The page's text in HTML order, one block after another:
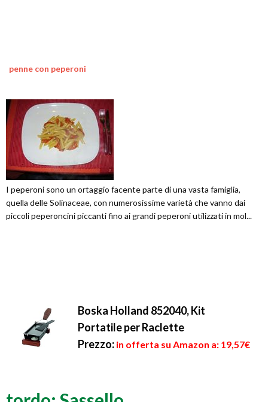
penne con peperoni
I peperoni sono un ortaggio facente parte di una vasta famiglia,
quella delle Solinaceae, con numerosissime varietà che vanno dai
piccoli peperoncini piccanti fino ai grandi peperoni utilizzati in mol...
Boska Holland 852040, Kit
Portatile per Raclette
Prezzo: in offerta su Amazon a: 19,57€